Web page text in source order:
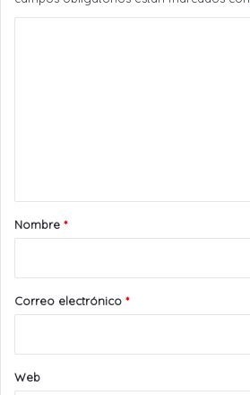
r
*
Nombre *
Correo electrónico *
Web